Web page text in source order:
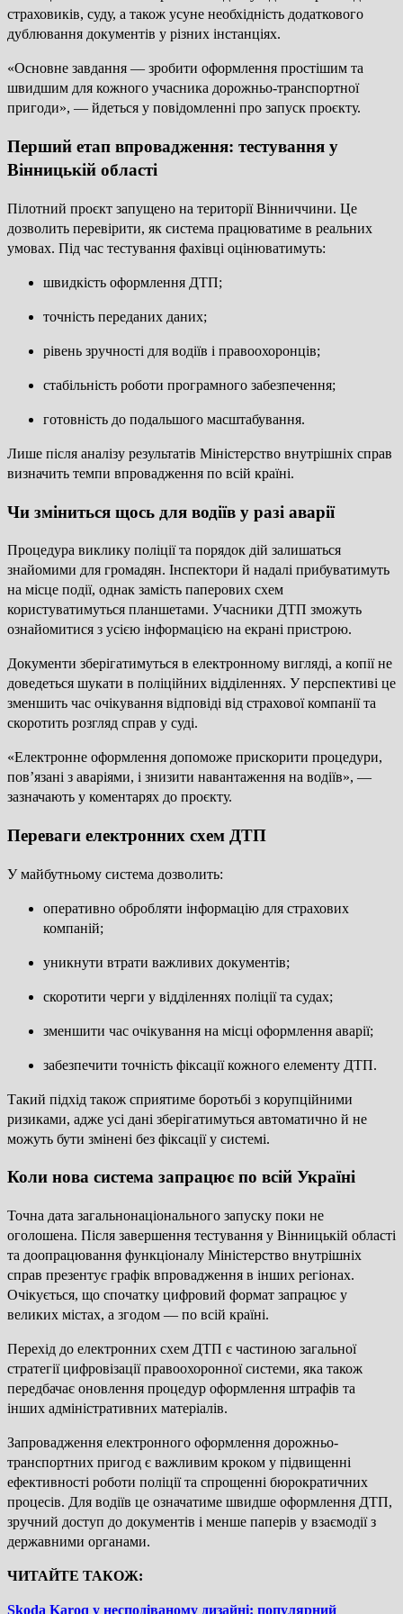
страховиків, суду, а також усуне необхідність додаткового
дублювання документів у різних інстанціях.
«Основне завдання — зробити оформлення простішим та
швидшим для кожного учасника дорожньо-транспортної
пригоди», — йдеться у повідомленні про запуск проєкту.
Перший етап впровадження: тестування у
Вінницькій області
Пілотний проєкт запущено на території Вінниччини. Це
дозволить перевірити, як система працюватиме в реальних
умовах. Під час тестування фахівці оцінюватимуть:
швидкість оформлення ДТП;
точність переданих даних;
рівень зручності для водіїв і правоохоронців;
стабільність роботи програмного забезпечення;
готовність до подальшого масштабування.
Лише після аналізу результатів Міністерство внутрішніх справ
визначить темпи впровадження по всій країні.
Чи зміниться щось для водіїв у разі аварії
Процедура виклику поліції та порядок дій залишаться
знайомими для громадян. Інспектори й надалі прибуватимуть
на місце події, однак замість паперових схем
користуватимуться планшетами. Учасники ДТП зможуть
ознайомитися з усією інформацією на екрані пристрою.
Документи зберігатимуться в електронному вигляді, а копії не
доведеться шукати в поліційних відділеннях. У перспективі це
зменшить час очікування відповіді від страхової компанії та
скоротить розгляд справ у суді.
«Електронне оформлення допоможе прискорити процедури,
пов’язані з аваріями, і знизити навантаження на водіїв», —
зазначають у коментарях до проєкту.
Переваги електронних схем ДТП
У майбутньому система дозволить:
оперативно обробляти інформацію для страхових
компаній;
уникнути втрати важливих документів;
скоротити черги у відділеннях поліції та судах;
зменшити час очікування на місці оформлення аварії;
забезпечити точність фіксації кожного елементу ДТП.
Такий підхід також сприятиме боротьбі з корупційними
ризиками, адже усі дані зберігатимуться автоматично й не
можуть бути змінені без фіксації у системі.
Коли нова система запрацює по всій Україні
Точна дата загальнонаціонального запуску поки не
оголошена. Після завершення тестування у Вінницькій області
та доопрацювання функціоналу Міністерство внутрішніх
справ презентує графік впровадження в інших регіонах.
Очікується, що спочатку цифровий формат запрацює у
великих містах, а згодом — по всій країні.
Перехід до електронних схем ДТП є частиною загальної
стратегії цифровізації правоохоронної системи, яка також
передбачає оновлення процедур оформлення штрафів та
інших адміністративних матеріалів.
Запровадження електронного оформлення дорожньо-
транспортних пригод є важливим кроком у підвищенні
ефективності роботи поліції та спрощенні бюрократичних
процесів. Для водіїв це означатиме швидше оформлення ДТП,
зручний доступ до документів і менше паперів у взаємодії з
державними органами.
ЧИТАЙТЕ ТАКОЖ:
Skoda Karoq у несподіваному дизайні: популярний